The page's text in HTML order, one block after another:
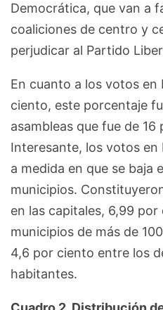
Democrática, que van a
coaliciones de centro y
perjudicar al Partido
En cuanto a los votos en
ciento, este porcentaje
asambleas que fue de 16
Interesante, los votos en
a medida en que se baja
municipios.
en las capitales, 6,99
municipios de más de
4,6 por ciento entre los
habitantes.